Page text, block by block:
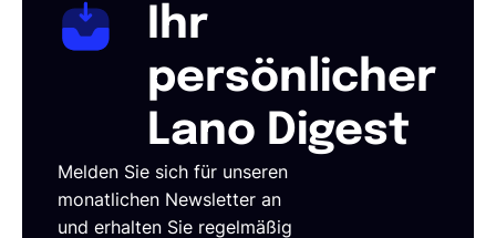
Ihr
persönlicher
Lano Digest
Melden Sie sich für unseren
monatlichen Newsletter an
und erhalten Sie regelmäßig